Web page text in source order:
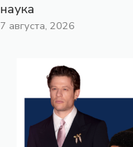
наука
7 августа, 2026